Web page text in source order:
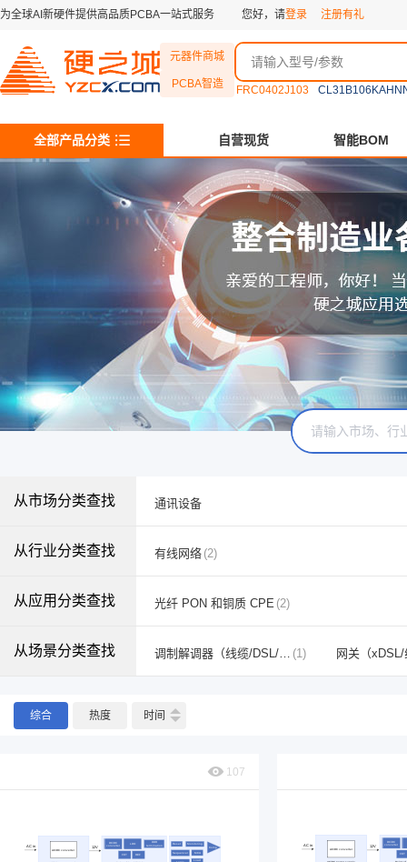
为全球AI新硬件提供高品质PCBA一站式服务 您好，请登录 注册有礼
元器件商城
PCBA智造 FRC0402J103
全部产品分类 自营现货 智能BOM
从市场分类查找 通讯设备
从行业分类查找 有线网络 (2)
从应用分类查找 光纤 PON 和铜质 CPE (2)
从场景分类查找 调制解调器（线缆/DSL/GFAST） (1) 网关（
综合 热度 时间
107